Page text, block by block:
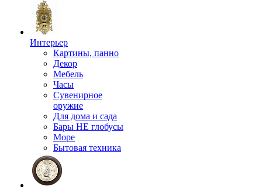
Интерьер
Картины, панно
Декор
Мебель
Часы
Сувенирное
оружие
Для дома и сада
Бары НЕ глобусы
Море
Бытовая техника